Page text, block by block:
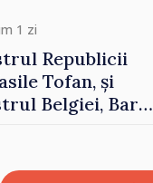
1 zi
Republicii
Tofan, și
Belgiei, Bart
Moldova.